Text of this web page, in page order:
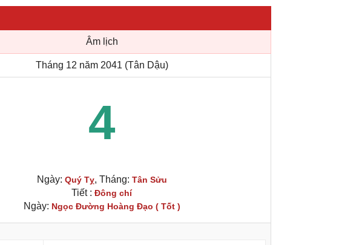
Âm lịch
Tháng 12 năm 2041 (Tân Dậu)
4
Ngày: Quý Tỵ, Tháng: Tân Sửu
Tiết : Đông chí
Ngày: Ngọc Đường Hoàng Đạo ( Tốt )